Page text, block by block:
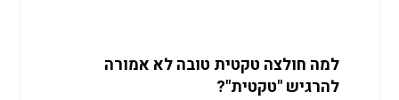
למה חולצה טקטית טובה לא אמורה
להרגיש "טקטית"?